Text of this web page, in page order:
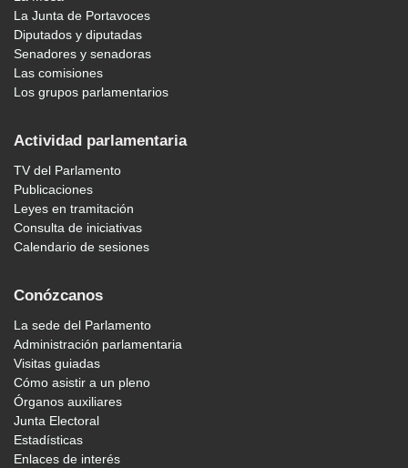
La Junta de Portavoces
Diputados y diputadas
Senadores y senadoras
Las comisiones
Los grupos parlamentarios
Actividad parlamentaria
TV del Parlamento
Publicaciones
Leyes en tramitación
Consulta de iniciativas
Calendario de sesiones
Conózcanos
La sede del Parlamento
Administración parlamentaria
Visitas guiadas
Cómo asistir a un pleno
Órganos auxiliares
Junta Electoral
Estadísticas
Enlaces de interés